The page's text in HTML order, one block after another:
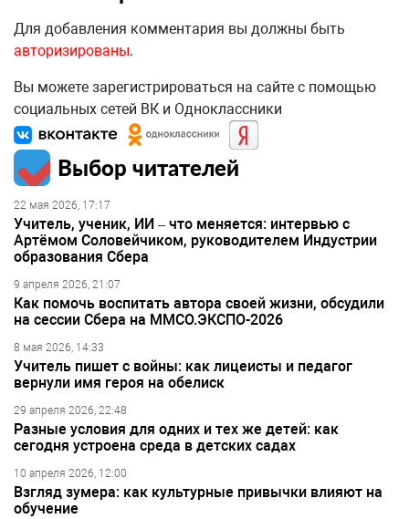
Для добавления комментария вы должны быть
авторизированы.
Вы можете зарегистрироваться на сайте с помощью
социальных сетей ВК и Одноклассники
Выбор читателей
22 мая 2026, 17:17
Учитель, ученик, ИИ – что меняется: интервью с
Артёмом Соловейчиком, руководителем Индустрии
образования Сбера
9 апреля 2026, 21:07
Как помочь воспитать автора своей жизни, обсудили
на сессии Сбера на ММСО.ЭКСПО-2026
8 мая 2026, 14:33
Учитель пишет с войны: как лицеисты и педагог
вернули имя героя на обелиск
29 апреля 2026, 22:48
Разные условия для одних и тех же детей: как
сегодня устроена среда в детских садах
10 апреля 2026, 12:00
Взгляд зумера: как культурные привычки влияют на
обучение